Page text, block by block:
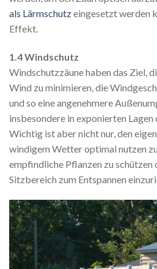
als Lärmschutzeingesetzt werden
Effekt.
1.4 Windschutz
Windschutzzäune haben das Ziel,
Wind zu minimieren, die
und so eine angenehmere
insbesondere in exponierten Lagen
Wichtig ist aber nicht nur, den
windigem Wetter optimal nutzen
empfindliche Pflanzen zu schützen
Sitzbereich zum Entspannen